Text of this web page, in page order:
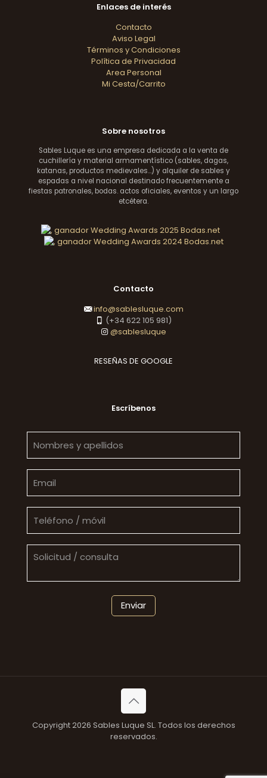
Enlaces de interés
Contacto
Aviso Legal
Términos y Condiciones
Política de Privacidad
Area Personal
Mi Cesta/Carrito
Sobre nosotros
Sables Luque es una empresa dedicada a la venta de
cuchillería y material armamentístico (sables, dagas,
katanas, productos medievales...) y alquiler de sables y
espadas a nivel nacional destinado frecuentemente a
fiestas patronales, bodas. actos oficiales, eventos y un largo
etcétera.
Contacto
info@sablesluque.com
(+34 622 105 981)
@sablesluque
RESEÑAS DE GOOGLE
Escríbenos
Copyright 2026 Sables Luque SL. Todos los derechos
reservados.